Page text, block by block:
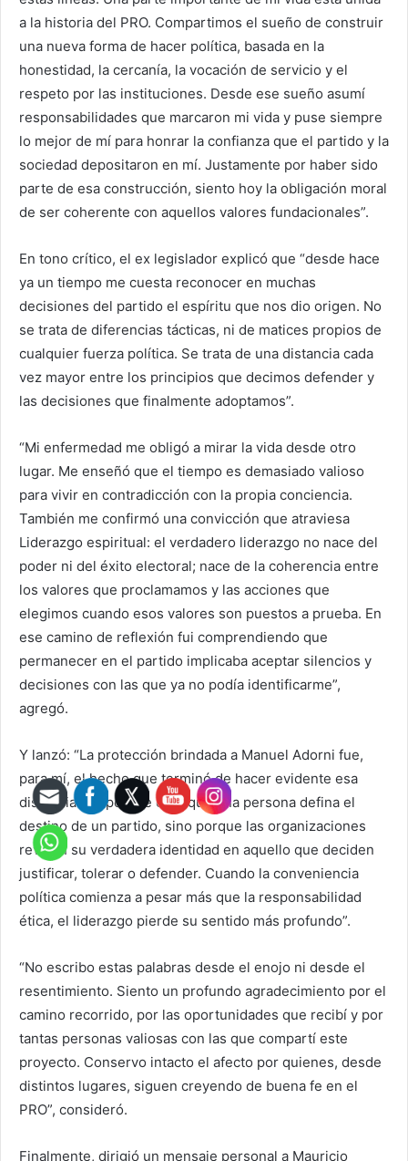
a la historia del PRO. Compartimos el sueño de construir
una nueva forma de hacer política, basada en la
honestidad, la cercanía, la vocación de servicio y el
respeto por las instituciones. Desde ese sueño asumí
responsabilidades que marcaron mi vida y puse siempre
lo mejor de mí para honrar la confianza que el partido y la
sociedad depositaron en mí. Justamente por haber sido
parte de esa construcción, siento hoy la obligación moral
de ser coherente con aquellos valores fundacionales”.
En tono crítico, el ex legislador explicó que “desde hace
ya un tiempo me cuesta reconocer en muchas
decisiones del partido el espíritu que nos dio origen. No
se trata de diferencias tácticas, ni de matices propios de
cualquier fuerza política. Se trata de una distancia cada
vez mayor entre los principios que decimos defender y
las decisiones que finalmente adoptamos”.
“Mi enfermedad me obligó a mirar la vida desde otro
lugar. Me enseñó que el tiempo es demasiado valioso
para vivir en contradicción con la propia conciencia.
También me confirmó una convicción que atraviesa
Liderazgo espiritual: el verdadero liderazgo no nace del
poder ni del éxito electoral; nace de la coherencia entre
los valores que proclamamos y las acciones que
elegimos cuando esos valores son puestos a prueba. En
ese camino de reflexión fui comprendiendo que
permanecer en el partido implicaba aceptar silencios y
decisiones con las que ya no podía identificarme”,
agregó.
Y lanzó: “La protección brindada a Manuel Adorni fue,
para mí, el hecho que terminó de hacer evidente esa
distancia. No porque crea que una persona defina el
destino de un partido, sino porque las organizaciones
revelan su verdadera identidad en aquello que deciden
justificar, tolerar o defender. Cuando la conveniencia
política comienza a pesar más que la responsabilidad
ética, el liderazgo pierde su sentido más profundo”.
“No escribo estas palabras desde el enojo ni desde el
resentimiento. Siento un profundo agradecimiento por el
camino recorrido, por las oportunidades que recibí y por
tantas personas valiosas con las que compartí este
proyecto. Conservo intacto el afecto por quienes, desde
distintos lugares, siguen creyendo de buena fe en el
PRO”, consideró.
Finalmente, dirigió un mensaje personal a Mauricio